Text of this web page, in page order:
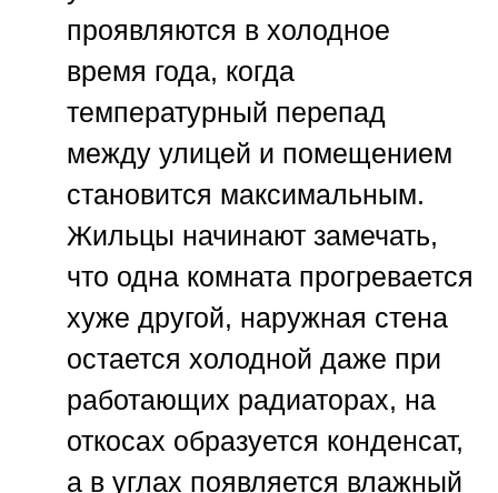
проявляются в холодное
время года, когда
температурный перепад
между улицей и помещением
становится максимальным.
Жильцы начинают замечать,
что одна комната прогревается
хуже другой, наружная стена
остается холодной даже при
работающих радиаторах, на
откосах образуется конденсат,
а в углах появляется влажный